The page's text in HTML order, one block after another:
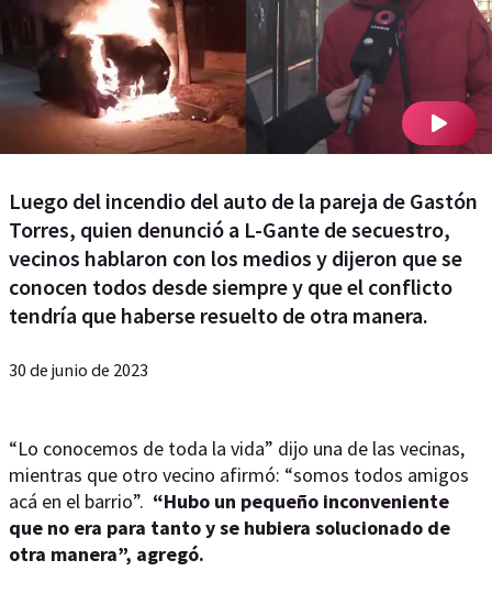
Luego del incendio del auto de la pareja de Gastón
Torres, quien denunció a L-Gante de secuestro,
vecinos hablaron con los medios y dijeron que se
conocen todos desde siempre y que el conflicto
tendría que haberse resuelto de otra manera.
30 de junio de 2023
“Lo conocemos de toda la vida” dijo una de las vecinas,
mientras que otro vecino afirmó: “somos todos amigos
acá en el barrio”. “Hubo un pequeño inconveniente
que no era para tanto y se hubiera solucionado de
otra manera”, agregó.